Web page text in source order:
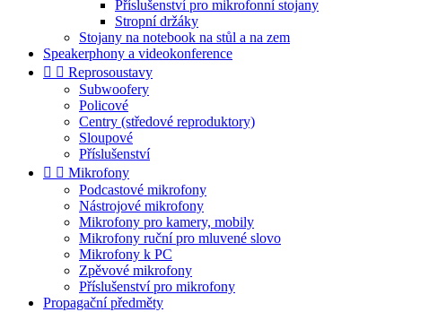
Příslušenství pro mikrofonní stojany
Stropní držáky
Stojany na notebook na stůl a na zem
Speakerphony a videokonference
  Reprosoustavy
Subwoofery
Policové
Centry (středové reproduktory)
Sloupové
Příslušenství
  Mikrofony
Podcastové mikrofony
Nástrojové mikrofony
Mikrofony pro kamery, mobily
Mikrofony ruční pro mluvené slovo
Mikrofony k PC
Zpěvové mikrofony
Příslušenství pro mikrofony
Propagační předměty